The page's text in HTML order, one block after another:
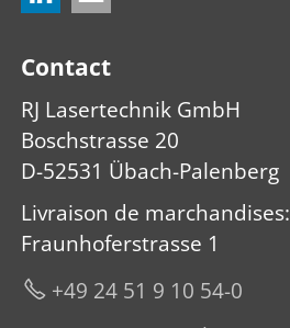
Contact
RJ Lasertechnik GmbH
Boschstrasse 20
D-52531 Übach-Palenberg
Livraison de marchandises:
Fraunhoferstrasse 1
+49 24 51 9 10 54-0